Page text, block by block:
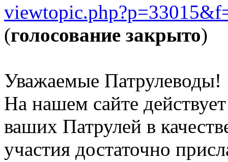
(голосование закрыто)
Уважаемые Патрулеводы!
На нашем сайте
ваших Патрулей в
участия достаточно